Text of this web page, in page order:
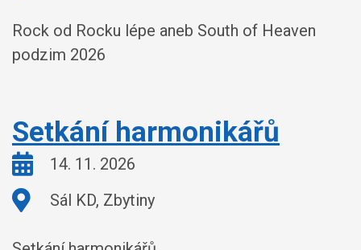
Rock od Rocku lépe aneb South of Heaven
podzim 2026
Setkání harmonikářů
Kdy:
14. 11. 2026
Kde:
Sál KD, Zbytiny